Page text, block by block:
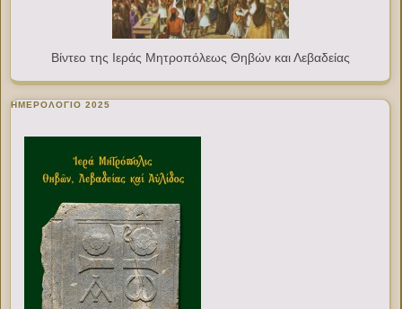
Βίντεο της Ιεράς Μητροπόλεως Θηβών και Λεβαδείας
ΗΜΕΡΟΛΟΓΙΟ 2025